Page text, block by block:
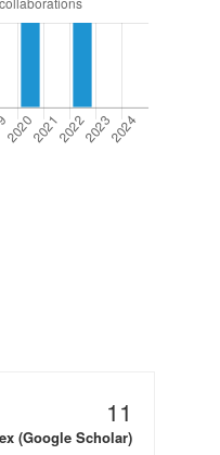
11
(Google Scholar)